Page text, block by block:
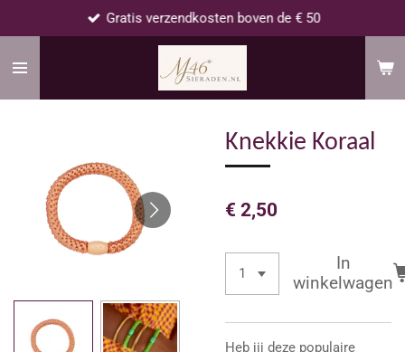
naar
Gratis verzendkosten boven de € 50
Knekkie Koraal
€ 2,50
In
winkelwagen
Heb jij deze populaire